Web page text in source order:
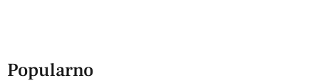
Popularno